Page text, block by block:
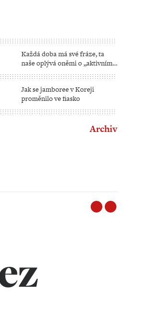
Každá doba má své fráze, ta
naše oplývá oněmi o „aktivním
stáří“
Jak se jamboree v Koreji
proměnilo ve fiasko
Archiv